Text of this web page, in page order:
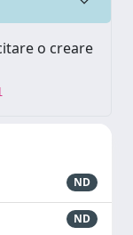
o creare
ND
ND